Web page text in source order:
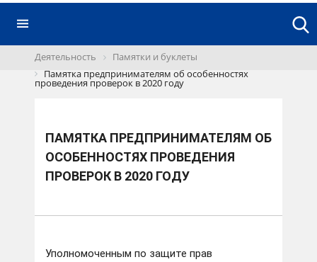
Деятельность
Памятки и буклеты
Памятка предпринимателям об особенностях
проведения проверок в 2020 году
ПАМЯТКА ПРЕДПРИНИМАТЕЛЯМ ОБ
ОСОБЕННОСТЯХ ПРОВЕДЕНИЯ
ПРОВЕРОК В 2020 ГОДУ
Уполномоченным по защите прав